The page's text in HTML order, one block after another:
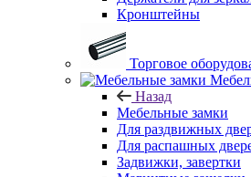
Кронштейны
Торговое
Назад
Мебельные замки
Для раздвижных
Для распашных
Задвижки, завертки